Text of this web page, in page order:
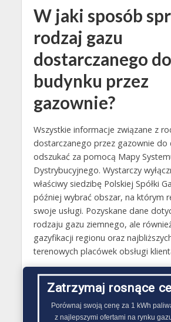
W jaki sposób
rodzaj gazu
dostarczanego do
budynku przez
gazownie?
Wszystkie informacje związane z
dostarczanego przez gazownie do
odszukać za pomocą Mapy
Dystrybucyjnego. Wystarczy
właściwy siedzibę Polskiej Spółki
później wybrać obszar, na którym
swoje usługi. Pozyskane dane
rodzaju gazu ziemnego, ale
gazyfikacji regionu oraz
terenowych placówek obsługi
Gazy techniczne Morawica
Butle gazowe Morawica
Gaz płynny Morawica
Zatrzymaj rosnące
Porównaj swoją cenę za 1 kWh
z najlepszymi ofertami na rynku